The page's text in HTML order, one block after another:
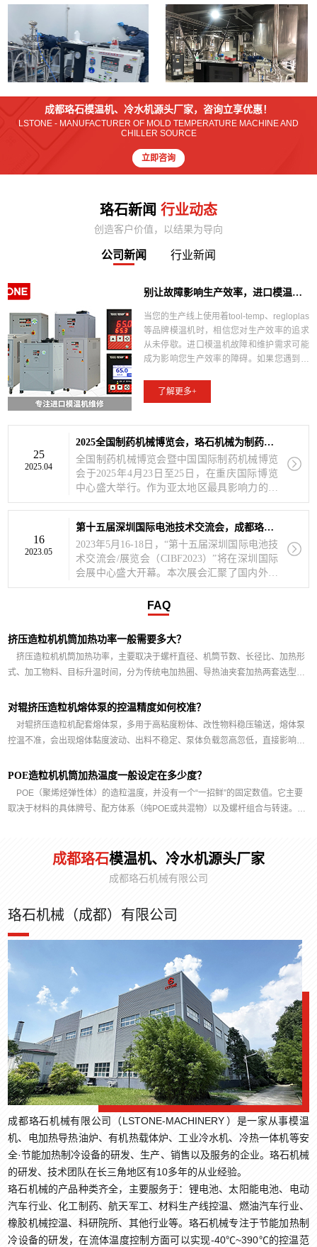
热熔胶反应釜控温油温机案例 光电材料合成反应釜加热油温机案例
成都珞石模温机、冷水机源头厂家，咨询立享优惠！
LSTONE - MANUFACTURER OF MOLD TEMPERATURE MACHINE AND
CHILLER SOURCE
立即咨询
珞石新闻 行业动态
创造客户价值，以结果为导向
公司新闻 行业新闻
别让故障影响生产效率，进口模温机维修找成都珞石机械！
当您的生产线上使用着tool-temp、regloplas
等品牌模温机时，相信您对生产效率的追求
从未停歇。进口模温机故障和维护需求可能
成为影响您生产效率的障碍。如果您遇到这
成都珞石机械！专业维修，技艺精湛成都珞
石机械的维修团队由经验丰富的技术专家组
tool-temp、hb模温机、regloplas、川田、
松井、威猛、文穗等。成都珞石机械都能准
确快速地定位问题并进行精准维修，为您的
设备注入新的活力，使其恢复到最佳工作状
态！高品质配件，维修放心成都珞石机械所
修。这不仅保障了设备的稳定性和性能，更
延长了设备的使用寿命，降低了未来维修成
本。您可以放心，我们的维修服务不会让您
为此烦忧！快速响应，效率优先时间就是金
钱，我们深知时间对您的企业至关重要，因
此我们以高效率为宗旨。一旦接到您的维修
请求，我们将迅速响应，成都、四川周边的
将故障的模温机物流运送至我司工厂，我们
力求最短的维修时间，让您的生产线保持高
效运转。全程支持，技术保障珞石机械的服
技术支持，解答您关于设备维护和操作的疑
问。帮助您充分发挥设备潜力，优化生产流
程，实现更大的成功。我们坚信只有通过不
断超越客户期望，我们的服务才能得到真正
我们的维修服务满意度超过预期。如果您有
们携手共进，提升生产效率，共创辉煌！
了解更多+
25
2025.04
2025全国制药机械博览会，珞石机械为制药行业提供温控解决方案
全国制药机械博览会暨中国国际制药机械博览
会于2025年4月23日至25日，在重庆国际博览
中心盛大举行。作为亚太地区最具影响力的制
药装备行业盛会，本届展会吸引了来自全球近
制药机械领域的最新技术与设备。成都珞石机
械是国内领先的工业温控设备制造商，专注于
模温机的研发与生产，产品广泛应用于制药、
化工、塑料等多个领域。在制药行业中，精确
的温度控制对原料反应、制剂成型及设备稳定
运行至关重要。展会现场，珞石机械展示了多
款适用于不同制药工艺的模温机，包括高温油
釜、发酵罐、干燥设备等环节的精准温控需
求。产品采用PID智能控制系统，具备快速升
温、温度波动小、自动化程度高等特点，有效
机械技术团队与国内外制药企业、行业专家进
行了深入交流，共同探讨制药温控技术的最新
发展趋势。许多客户对珞石机械的产品性能和
服务质量给予了高度评价，认为其模温机在节
程中不可或缺的关键设备。成都珞石机械有限
公司是一家专业从事工业温控设备研发、生产
与销售的高新技术企业，核心产品包括模温
机、油温机、水温机等，广泛应用于制药、化
16
2023.05
第十五届深圳国际电池技术交流会，成都珞石机械邀您共聚
2023年5月16-18日，“第十五届深圳国际电池技
术交流会/展览会（CIBF2023）”将在深圳国际
会展中心盛大开幕。本次展会汇聚了国内外众
多电池技术企业，展示了最新的电池产品和技
术成果。深圳国际电池技术展览会是中国化学
与物理电源行业协会主办的电池行业国际例
扩大，CIBF已经成为全球电池产业的风向标。
CIBF2023共有12个展馆，布展面积24万平方
米，目前，展商数量已超2400家，预计观众人
动力电池、储能电池、3C电池、充换电设备及
配套设施、氢能及燃料电池、各种电池材料、
制造设备、动力及储能系统解决方案。国内外
企业将携精彩纷呈的产品闪耀亮相CIBF，展示
备。成都珞石机械和南京欧能机械作为本次展
会的参展企业之一，展示了其在电池生产设备
领域的最新技术和产品，珞石机械为欧能的西
部子公司。成都珞石机械本次展会现场展示最
珞石机械长期专注锂电隔膜、正/负极材料生产
线专用加热制冷设备定制，主要应用于锂电池
隔膜生产线、涂布机、白油预热站控温，三元
备控温，负极材料、电解液等双行星搅拌机、
机械和南京欧能机械的参展，展示了其在电池
生产设备领域的领先技术和产品。展会期间，
两家公司的展位一直人气爆棚，受到了业内人
士和广大观众的高度关注和好评。
FAQ
挤压造粒机机筒加热功率一般需要多大？
挤压造粒机机筒加热功率，主要取决于螺杆直径、机筒节数、长径比、加热形
式、加工物料、目标升温时间，分为传统电加热圈、导热油夹套加热两套选型逻
向双螺杆造粒机（电加热圈，铸铝/铸铜加热） 经验：每节机筒常规功率
5‑8 kW；喂料段功率偏低，熔融塑化段功率偏高。 SHJ‑35：总机筒加热
18‑24 kW，5‑6个温区 SHJ‑50：总机筒加热28‑36 kW，6‑7个温区 SHJ‑65：
加热100‑140 kW，10‑13个温区 备注：电加热是“额定功率”，PID温控工作时不
会一直满功率输出；高速改性、高填充配方，螺杆剪切产热大，实际加热占比往
往只有30‑50%。 二、机筒导热油夹套加热（油温机功率选型） 导热油系统
65双螺杆：18‑24 kW油温机 75双螺杆：24‑36 kW油温机 92双螺杆：
45‑50 kW油温机 110大型挤压造粒机：55‑70 kW，多采用双回路分开控温 导
是简单把电加热功率照搬过来。 三、影响功率配置的关键因素 1.长径比L/D：
40:1、48:1长径比机型，机筒更长，功率要上调；短长径比可以适当降低。 2.
物料差异：PP、PE、POE加工温度200‑230℃，常规配置；PA、PET、玻纤改
性、PPS高温料，需要预留更大功率余量。 3.散热条件：环境温度低、机筒保
温差，功率要放大；做好保温层，可以降低对加热功率的依赖。 4.剪切热占
比：高转速、高填充造粒，螺杆剪切产生大量热量，机筒加热只做补偿，不需要
特别大装机功率；低速造粒，加热要承担主要升温任务，功率必须配足。 四、
选型常见误区 1.功率配太小：开机升温慢，到达设定温度后加热持续满负荷工
作，温度波动大，容易出现局部温差。 2.功率盲目配很大：会造成温度过冲，
PID控温频繁启停，既浪费投资，也不利于温控稳定。 3.电加热改导热油，直
接照搬原有电加热总功率：导热油是循环换热，不需要照搬电加热的总装机，按
金属重量、升温时间重新核算。 实际项目选型，需要结合机筒总重量、温区数
量、物料工艺温度、现场保温情况综合核算，才能得到最合理的加热功率。珞石
器、熔体泵、模头提供整套导热油加热系统选型与方案设计。
对辊挤压造粒机熔体泵的控温精度如何校准？
对辊挤压造粒机配套熔体泵，多用于高粘度粉体、改性物料稳压输送，熔体泵
控温不准，会出现熔体黏度波动、出料不稳定、泵体负载忽高忽低，直接影响颗
对、控制器参数修正、循环系统校验、PID参数整定整套流程，分为停机实验室
校验、设备在线现场校准两种方式。 一、校准前基础检查 1.检查熔体泵温度
传感器（K型热电偶或Pt100热电阻），探头无氧化、磨损、结料，接线端子紧固
管内部无粉尘、碳化物料堆积，堆积物会形成隔热层造成测温失真。 3.导热油
加热机型，确认循环管路无气堵，过滤器无堵塞，导热油无碳化结焦，循环泵压
力流量达到设备要求；电加热机型检查加热元件、固态继电器工作状态正常。
的温度梯度。 二、设备在线现场校准（生产现场常用，无需拆传感器） 现场
过校验的便携式高精度测温仪，将标准探头和熔体泵原有测温探头紧贴在熔体泵
泵体同一金属测温区域，保证两者感受同一个实体温度。 2.设置熔体泵温控至
日常生产工艺温度，空载升温，等到温度稳定，至少保温15‑30分钟，让泵体金
属充分蓄热，消除升温过程的温度梯度。 3.分别记录温控器显示温度、标准测
温仪实测温度，计算温度偏差：修正值=标准实测值‑仪表显示值。 4.进入温控
器参数菜单，找到温度偏移（SC偏移）参数，输入计算得到的修正值，完成传感
器读数补偿。 5.修改完成后再次升温验证，多次切换温度点确认，熔体泵泵体
实测温度和仪表显示偏差控制在±1‑2℃以内即为合格。 注意：只适合固定偏
差；如果偏差随温度大小变化，属于传感器老化，不能单纯偏移补偿，需要更换
传感器。 三、控制系统PID参数整定 传感器校准完成，不等于控温精度达
标，还需要优化PID参数，消除温度震荡、过冲问题。 执行温控器自动PID自整
定功能，熔体泵加热系统要兼顾泵体金属大蓄热特性，自整定过程禁止投料生
产。 导热油夹套加热熔体泵，介质循环换热热惯性大，适当降低比例P，增大
积分I，减少温度来回波动；电加热熔体泵，注意限制输出功率，避免局部超温过
冲。 四、导热油系统额外校准要点 熔体泵采用导热油夹套加热，除泵体测
温，还要校验模温机进出油温度。对比模温机介质温度与熔体泵泵体本体温度，
确认油路无死角、流量充足；如果模温机显示油温正常，但泵本体温度偏低，优
先排查管路堵塞、循环流量不足，不是单纯修改仪表偏移参数。 五、校准完成
确认与日常维护 校准完成，记录校准时间、温度点、偏差、修正参数，建立设
备校准台账。 生产运行过程中，除看仪表显示，还需要定期复核熔体泵泵体本
POE造粒机机筒加热温度一般设定在多少度？
POE（聚烯烃弹性体）的造粒温度，并没有一个“一招鲜”的固定数值。它主要
取决于材料的具体牌号、配方体系（纯POE或共混物）以及螺杆组合与转速。不
(170℃-210℃)：这是绝大多数POE牌号安全、稳定的加工窗口。在此温度下，
POE能充分熔融塑化，且熔体粘度稳定，不易发生热降解。 共混改性场景
对于注塑级的POE，其料筒温度设定通常更低，后部约150-170℃，前部约170-
190℃。 二、为什么温度设定必须“斤斤计较”？ POE是一种典型的热敏性和
剪敏性材料。温度设定稍有不慎，就会引发连锁反应： 温度过低(＜160℃)：物
料无法充分熔融塑化，导致熔体粘度大、流动性差。这会增加螺杆负荷，造成出
料不稳定，甚至堵塞模头。 温度过高(＞220℃)：极易引发分子链降解，导致材
料发黄、产生黑点、气味变重，产品物理性能（如韧性、拉伸强度）大幅下降。
温度波动(＞±3℃)：POE熔体粘度对温度极其敏感。温度波动会直接造成出料量
不均、粒子尺寸不一致、颗粒粘连等问题。 三、导热油电加热：实现精准控温
的关键 正因为POE对温度如此敏感，传统的蒸汽加热或直插式电加热（局部“点
加热”、温差大）都难以胜任。因此，导热油电加热成为了POE连续造粒的主流配
置。 实现“面加热”，温差极小：导热油在机筒夹套内循环流动，实现360°“面式
均匀换热”，能将机筒全域温差稳定控制在±1℃以内，从根源上规避了局部过热
导致的降解风险。 精准抵消“剪切热”：系统搭载PLC与PID智能温控，能根据实
时温度进行微调。更重要的是，它支持冷热双向动态调节，可以精准抵消螺杆高
速旋转产生的“剪切热”，将温度牢牢锁定在170～210℃的适宜区间。 系统稳
定，适合长周期运行：设备采用密闭液相循环，无相变冲击，不会腐蚀机筒，设
备寿命更长。同时支持远程监控与多重安全联锁，非常适合24小时不间断的工业
化生产。 POE造粒机机筒的加热温度，普遍在160℃至220℃的大框架内。选
择哪个具体温度点，需要根据你的物料牌号和工艺来定。而为了实现这一温度窗
口内的精准、稳定、均匀控制，采用以欧能机械（OUNENG）、珞石机械等专业
品牌为代表的导热油电加热系统，是保障产品质量和生产效率的理想选择。
成都珞石模温机、冷水机源头厂家
成都珞石机械有限公司
珞石机械（成都）有限公司
成都珞石机械有限公司（LSTONE-MACHINERY ）是一家从事模温
机、电加热导热油炉、有机热载体炉、工业冷水机、冷热一体机等安
全·节能加热制冷设备的研发、生产、销售以及服务的企业。珞石机械
的研发、技术团队在长三角地区有10多年的从业经验。
珞石机械的产品种类齐全，主要服务于：锂电池、太阳能电池、电动
汽车行业、化工制药、航天军工、材料生产线控温、燃油汽车行业、
橡胶机械控温、科研院所、其他行业等。珞石机械专注于节能加热制
冷设备的研发，在流体温度控制方面可以实现-40℃~390℃的控温范